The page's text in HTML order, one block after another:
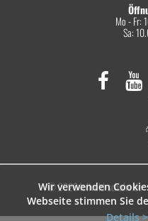
Wir verwenden
Webseite stimmen Sie
Details
Mo - Fr:
Sa:
© 2026 leliveld-schuhe.de